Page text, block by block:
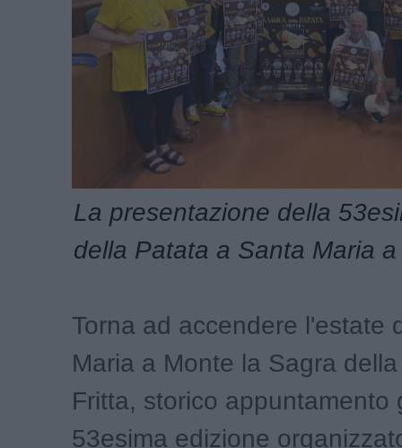
La presentazione della
della Patata a Santa Maria
Torna ad accendere l'estate
Maria a Monte la Sagra
Fritta, storico appuntamento
53esima edizione